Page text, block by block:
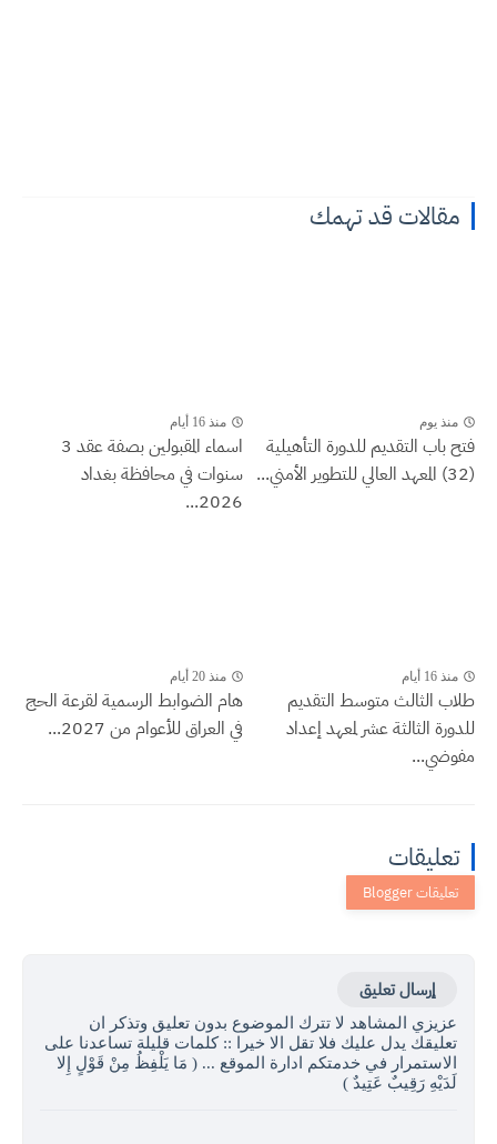
مقالات قد تهمك
منذ يوم
فتح باب التقديم للدورة التأهيلية
(32) المعهد العالي للتطوير الأمني...
منذ 16 أيام
اسماء المقبولين بصفة عقد 3
سنوات في محافظة بغداد
2026...
منذ 16 أيام
طلاب الثالث متوسط التقديم
للدورة الثالثة عشر لمعهد إعداد
مفوضي...
منذ 20 أيام
هام الضوابط الرسمية لقرعة الحج
في العراق للأعوام من 2027...
تعليقات
إرسال تعليق
عزيزي المشاهد لا تترك الموضوع بدون تعليق وتذكر ان
تعليقك يدل عليك فلا تقل الا خيرا :: كلمات قليلة تساعدنا على
الاستمرار في خدمتكم ادارة الموقع ... ( مَا يَلْفِظُ مِنْ قَوْلٍ إِلا
لَدَيْهِ رَقِيبٌ عَتِيدٌ )